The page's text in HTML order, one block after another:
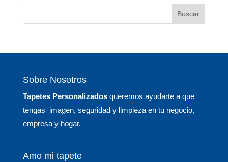
Sobre Nosotros
Tapetes Personalizadosqueremos ayudarte a que
tengas imagen, seguridad y limpieza en tu negocio,
empresa y hogar.
Amo mi tapete